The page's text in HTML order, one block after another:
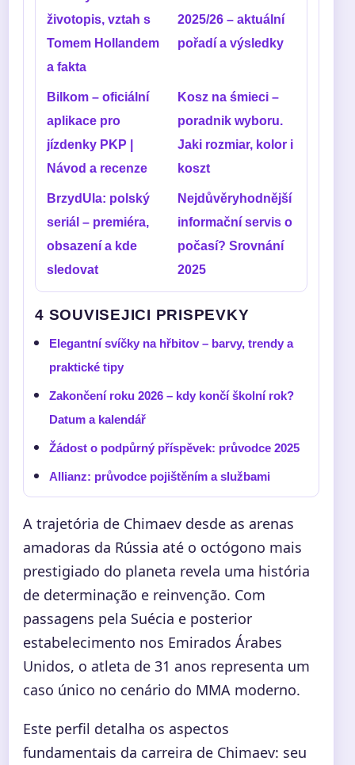
životopis, vztah s
Tomem Hollandem
a fakta
2025/26 – aktuální
pořadí a výsledky
Bilkom – oficiální
aplikace pro
jízdenky PKP |
Návod a recenze
Kosz na śmieci –
poradnik wyboru.
Jaki rozmiar, kolor i
koszt
BrzydUla: polský
seriál – premiéra,
obsazení a kde
sledovat
Nejdůvěryhodnější
informační servis o
počasí? Srovnání
2025
4 SOUVISEJICI PRISPEVKY
Elegantní svíčky na hřbitov – barvy, trendy a
praktické tipy
Zakončení roku 2026 – kdy končí školní rok?
Datum a kalendář
Žádost o podpůrný příspěvek: průvodce 2025
Allianz: průvodce pojištěním a službami
A trajetória de Chimaev desde as arenas
amadoras da Rússia até o octógono mais
prestigiado do planeta revela uma história
de determinação e reinvenção. Com
passagens pela Suécia e posterior
estabelecimento nos Emirados Árabes
Unidos, o atleta de 31 anos representa um
caso único no cenário do MMA moderno.
Este perfil detalha os aspectos
fundamentais da carreira de Chimaev: seu